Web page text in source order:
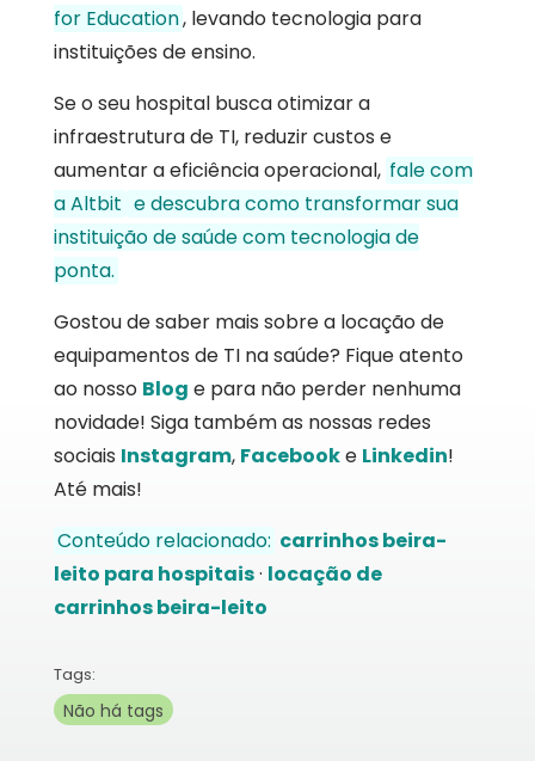
for Education, levando tecnologia para
instituições de ensino.
Se o seu hospital busca otimizar a
infraestrutura de TI, reduzir custos e
aumentar a eficiência operacional, fale com
a Altbit e descubra como transformar sua
instituição de saúde com tecnologia de
ponta.
Gostou de saber mais sobre a locação de
equipamentos de TI na saúde? Fique atento
ao nosso Blog e para não perder nenhuma
novidade! Siga também as nossas redes
sociais Instagram, Facebooke Linkedin!
Até mais!
Conteúdo relacionado: carrinhos beira-
leito para hospitais· locação de
carrinhos beira-leito
Tags:
Não há tags